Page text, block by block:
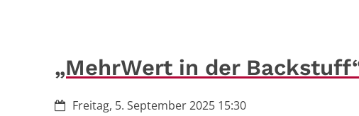
„MehrWert in der
Datum:Freitag, 5. September 2025 15:30